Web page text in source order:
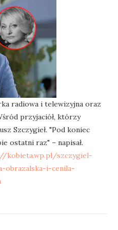
radiowa i telewizyjna oraz
przyjaciół, którzy
Szczygieł. "Pod koniec
ostatni raz" – napisał.
kobieta.wp.pl/szczygiel-
obrazalska-i-cenila-